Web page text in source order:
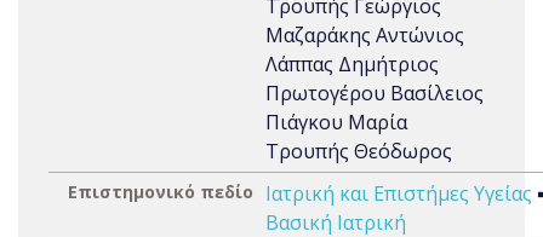
Τρουπής Γεώργιος
Μαζαράκης Αντώνιος
Λάππας Δημήτριος
Πρωτογέρου Βασίλειος
Πιάγκου Μαρία
Τρουπής Θεόδωρος
Επιστημονικό πεδίο Ιατρική και Επιστήμες Υγείας
Βασική Ιατρική